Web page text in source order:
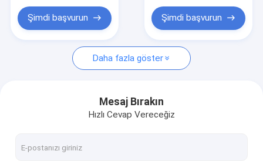
Haberler
3.0 USB Flash Sürücü
Metal USB Flash Sürücü
Şimdi başvurun Şimdi başvurun
Daha fazla göster
Mesaj Bırakın
Hızlı Cevap Vereceğiz